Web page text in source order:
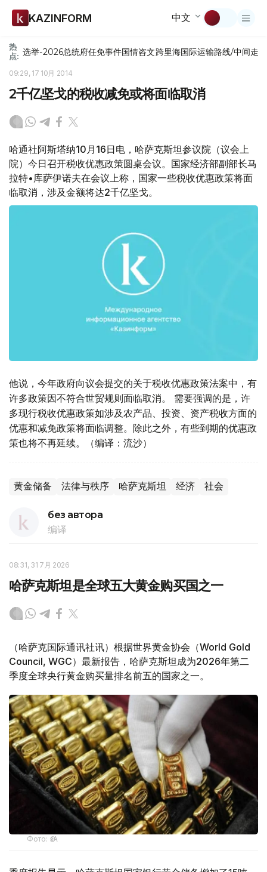
KAZINFORM 中文
热
点: 选举-2026总统府任免事件国情咨文跨里海国际运输路线/中间走廊
09:29, 17 10月 2014
2千亿坚戈的税收减免或将面临取消
哈通社阿斯塔纳10月16日电，哈萨克斯坦参议院（议会上
院）今日召开税收优惠政策圆桌会议。国家经济部副部长马
拉特•库萨伊诺夫在会议上称，国家一些税收优惠政策将面
临取消，涉及金额将达2千亿坚戈。
他说，今年政府向议会提交的关于税收优惠政策法案中，有
许多政策因不符合世贸规则面临取消。 需要强调的是，许
多现行税收优惠政策如涉及农产品、投资、资产税收方面的
优惠和减免政策将面临调整。除此之外，有些到期的优惠政
策也将不再延续。（编译：流沙）
黄金储备 法律与秩序 哈萨克斯坦 经济 社会
без автора
编译
08:31, 31 7月 2026
哈萨克斯坦是全球五大黄金购买国之一
（哈萨克国际通讯社讯）根据世界黄金协会（World Gold
Council, WGC）最新报告，哈萨克斯坦成为2026年第二
季度全球央行黄金购买量排名前五的国家之一。
Фото: ӨзА